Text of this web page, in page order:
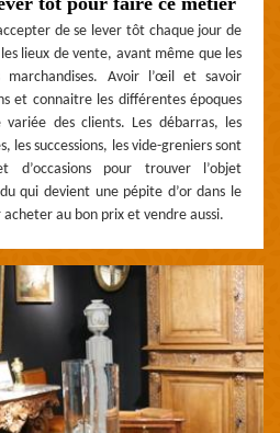
de se lever tôt chaque jour de
lieux de vente, avant même que les
marchandises. Avoir l’œil et savoir
et connaitre les différentes époques
des clients. Les débarras, les
les successions, les vide-greniers sont
d’occasions pour trouver l’objet
qui devient une pépite d’or dans le
au bon prix et vendre aussi.